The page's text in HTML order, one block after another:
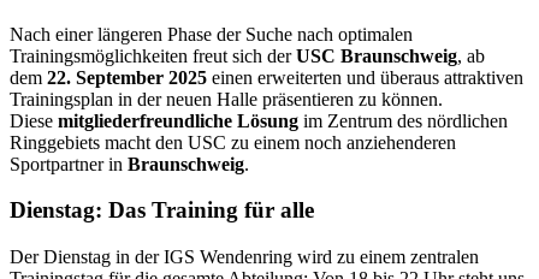
Nach einer längeren Phase der Suche nach optimalen
Trainingsmöglichkeiten freut sich derUSC Braunschweig, ab
dem 22. September 2025 einen erweiterten und überaus attraktiven
Trainingsplan in der neuen Halle präsentieren zu können.
Diese mitgliederfreundliche Lösung im Zentrum des nördlichen
Ringgebiets macht den USC zu einem noch anziehenderen
Sportpartner in Braunschweig.
Dienstag: Das Training für alle
Der Dienstag in der IGS Wendenring wird zu einem zentralen